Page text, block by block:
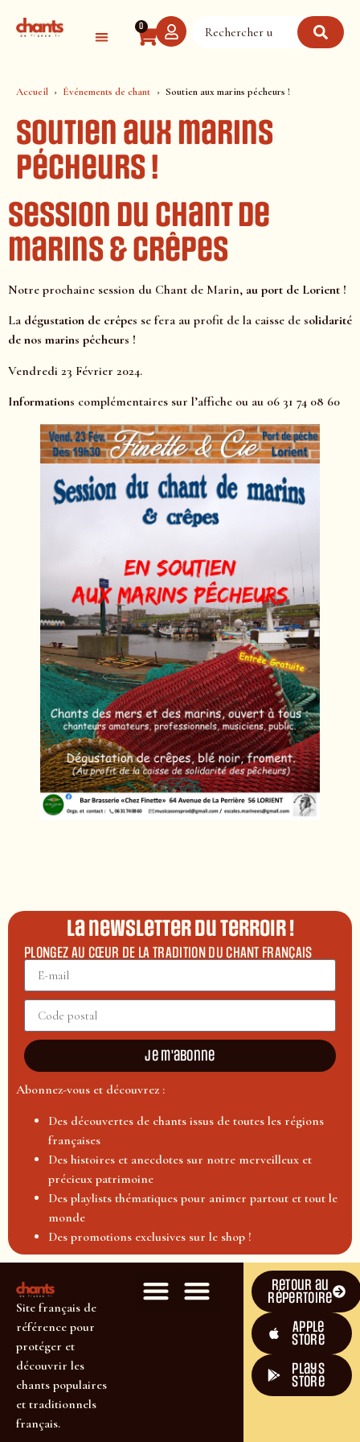
0
Accueil Événements de chant Soutien aux marins pécheurs !
Soutien aux marins
pécheurs !
Session du chant de
marins & crêpes
Notre prochaine session du Chant de Marin, au port de Lorient !
La dégustation de crêpes se fera au profit de la caisse de solidarité
de nos marins pêcheurs !
Vendredi 23 Février 2024.
Informations complémentaires sur l’affiche ou au 06 31 74 08 60
La newsletter du terroir !
PLONGEZ AU CŒUR DE LA TRADITION DU CHANT FRANÇAIS
Je m'abonne
Abonnez-vous et découvrez :
Des découvertes de chants issus de toutes les régions
françaises
Des histoires et anecdotes sur notre merveilleux et
précieux patrimoine
Des playlists thématiques pour animer partout et tout le
monde
Des promotions exclusives sur le shop !
Site français de
référence pour
protéger et
découvrir les
chants populaires
et traditionnels
français.
Retour au
répertoire
Apple
Store
plays
store